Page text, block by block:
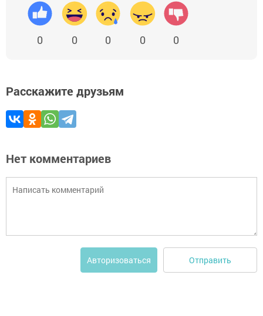
0 0 0 0 0
Расскажите друзьям
Нет комментариев
Авторизоваться Отправить